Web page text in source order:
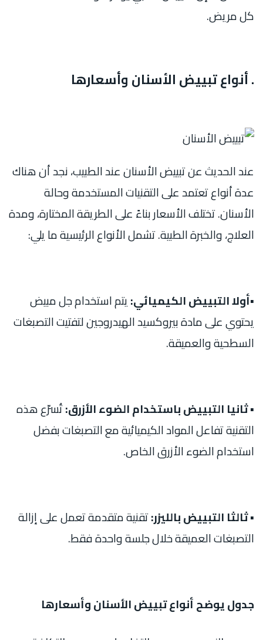
كل مريض.
. أنواع تبييض الأسنان وأسعارها
عند الحديث عن تبييض الأسنان عند الطبيب، نجد أن هناك
عدة أنواع تعتمد على التقنيات المستخدمة وحالة
الأسنان. تختلف الأسعار بناءً على الطريقة المختارة، ومدة
العلاج، والخبرة الطبية. تشمل الأنواع الرئيسية ما يلي:
▪︎أولا التبييض الكيميائي:يتم استخدام جل مبيض
يحتوي على مادة بيروكسيد الهيدروجين لتفتيت التصبغات
السطحية والعميقة.
▪︎ ثانيا التبييض باستخدام الضوء الأزرق:تُسرّع هذه
التقنية تفاعل المواد الكيميائية مع التصبغات بفضل
استخدام الضوء الأزرق الخاص.
▪︎ ثالثا التبييض بالليزر:تقنية متقدمة تعمل على إزالة
التصبغات العميقة خلال جلسة واحدة فقط.
جدول يوضح أنواع تبييض الأسنان وأسعارها